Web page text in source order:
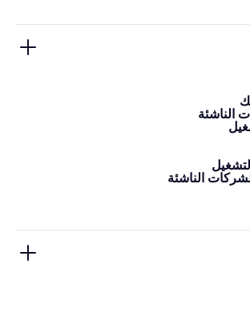
الناشئة
الناشئة